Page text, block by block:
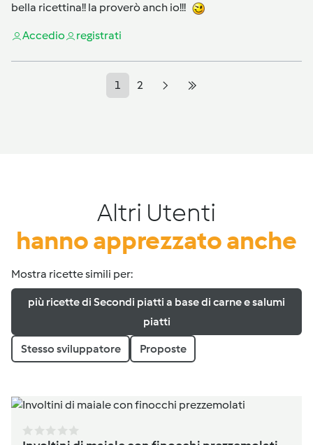
bella ricettina!! la proverò anch io!!!
Accedio registrati
1 2
Altri Utenti
hanno apprezzato anche
Mostra ricette simili per:
più ricette di Secondi piatti a base di carne e salumi
piatti
Stesso sviluppatore Proposte